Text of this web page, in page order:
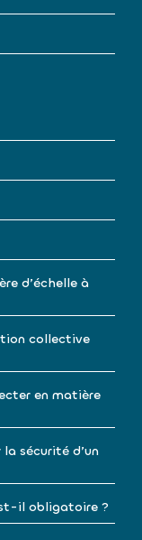
d’échelle à
collective
en matière
sécurité d’un
il obligatoire ?